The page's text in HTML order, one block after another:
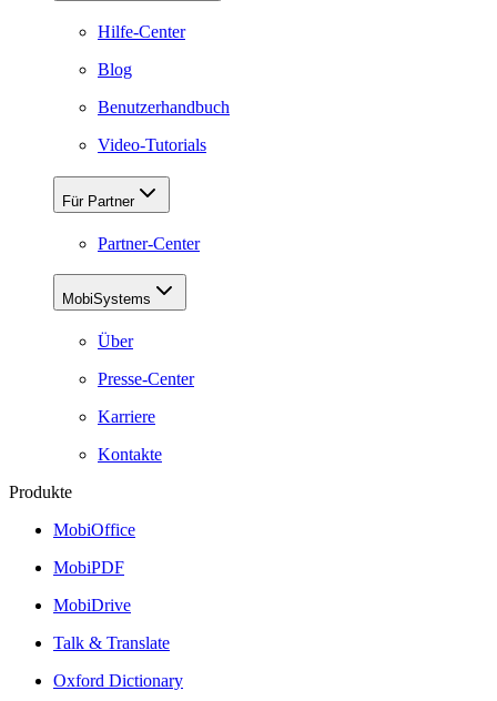
Hilfe-Center
Blog
Benutzerhandbuch
Video-Tutorials
Für Partner
Partner-Center
MobiSystems
Über
Presse-Center
Karriere
Kontakte
Produkte
MobiOffice
MobiPDF
MobiDrive
Talk & Translate
Oxford Dictionary